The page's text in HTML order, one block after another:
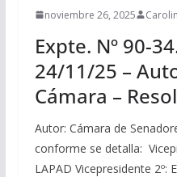
noviembre 26, 2025
Expte. Nº 90-
24/11/25 –
Cámara –
Autor: Cámara de
conforme se detalla:
LAPAD Vicepresidente 2º: